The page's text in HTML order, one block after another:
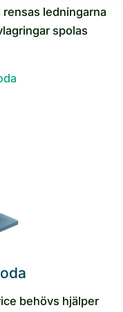
ledningarna
spolas
behövs hjälper